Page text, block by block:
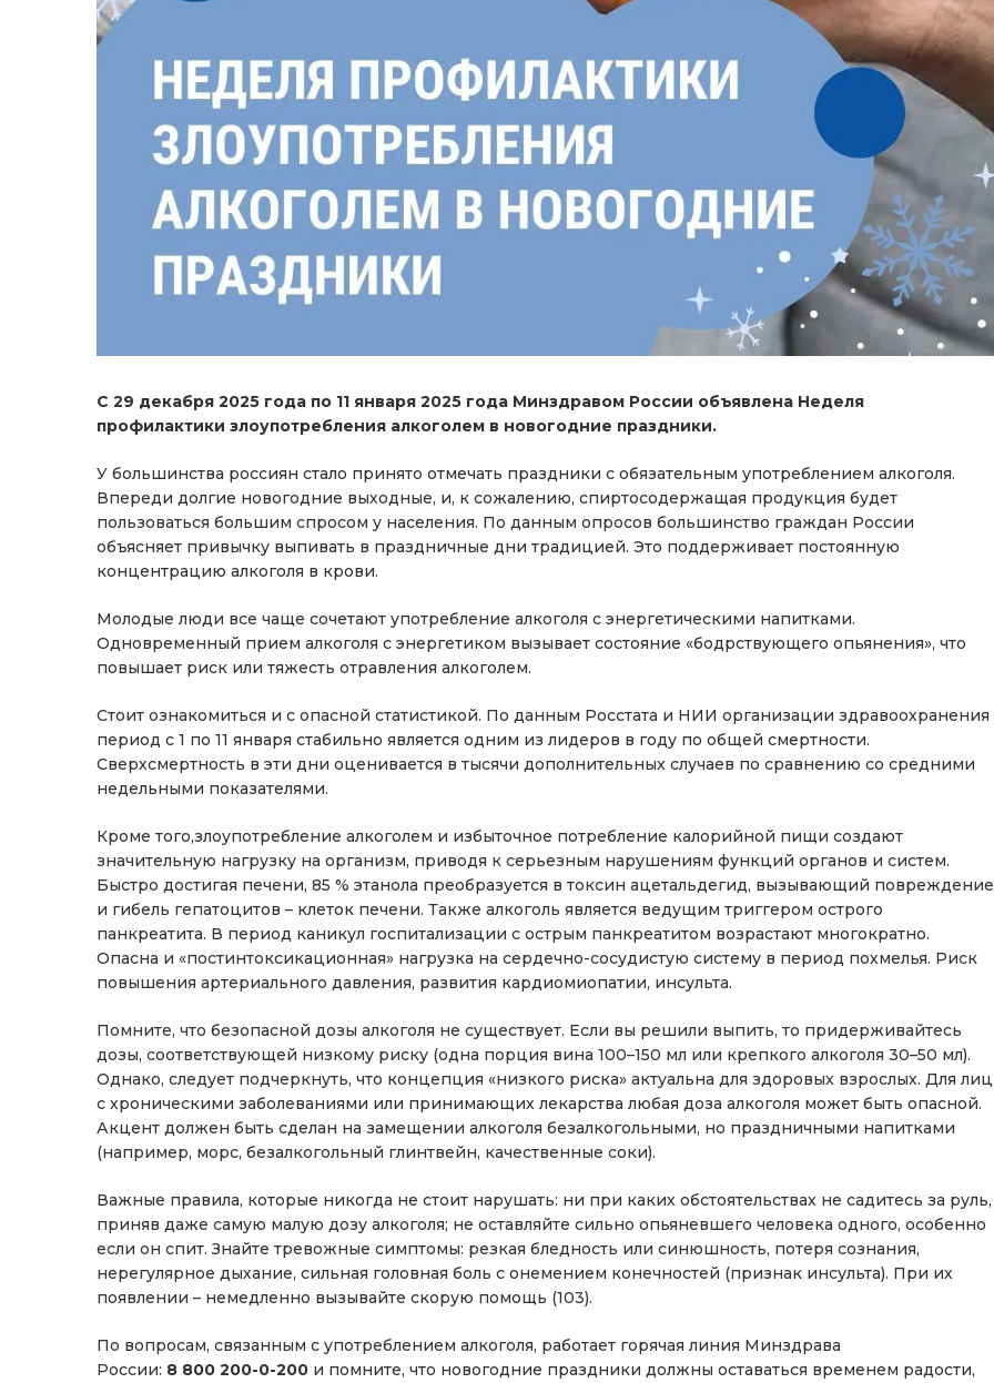
С 29 декабря 2025 года по 11 января 2025 года Минздравом России объявлена Неделя
профилактики злоупотребления алкоголем в новогодние праздники.
У большинства россиян стало принято отмечать праздники с обязательным употреблением алкоголя.
Впереди долгие новогодние выходные, и, к сожалению, спиртосодержащая продукция будет
пользоваться большим спросом у населения. По данным опросов большинство граждан России
объясняет привычку выпивать в праздничные дни традицией. Это поддерживает постоянную
концентрацию алкоголя в крови.
Молодые люди все чаще сочетают употребление алкоголя с энергетическими напитками.
Одновременный прием алкоголя с энергетиком вызывает состояние «бодрствующего опьянения», что
повышает риск или тяжесть отравления алкоголем.
Стоит ознакомиться и с опасной статистикой. По данным Росстата и НИИ организации здравоохранения
период с 1 по 11 января стабильно является одним из лидеров в году по общей смертности.
Сверхсмертность в эти дни оценивается в тысячи дополнительных случаев по сравнению со средними
недельными показателями.
Кроме того,злоупотребление алкоголем и избыточное потребление калорийной пищи создают
значительную нагрузку на организм, приводя к серьезным нарушениям функций органов и систем.
Быстро достигая печени, 85 % этанола преобразуется в токсин ацетальдегид, вызывающий повреждение
и гибель гепатоцитов – клеток печени. Также алкоголь является ведущим триггером острого
панкреатита. В период каникул госпитализации с острым панкреатитом возрастают многократно.
Опасна и «постинтоксикационная» нагрузка на сердечно-сосудистую систему в период похмелья. Риск
повышения артериального давления, развития кардиомиопатии, инсульта.
Помните, что безопасной дозы алкоголя не существует. Если вы решили выпить, то придерживайтесь
дозы, соответствующей низкому риску (одна порция вина 100–150 мл или крепкого алкоголя 30–50 мл).
Однако, следует подчеркнуть, что концепция «низкого риска» актуальна для здоровых взрослых. Для лиц
с хроническими заболеваниями или принимающих лекарства любая доза алкоголя может быть опасной.
Акцент должен быть сделан на замещении алкоголя безалкогольными, но праздничными напитками
(например, морс, безалкогольный глинтвейн, качественные соки).
Важные правила, которые никогда не стоит нарушать: ни при каких обстоятельствах не садитесь за руль,
приняв даже самую малую дозу алкоголя; не оставляйте сильно опьяневшего человека одного, особенно
если он спит. Знайте тревожные симптомы: резкая бледность или синюшность, потеря сознания,
нерегулярное дыхание, сильная головная боль с онемением конечностей (признак инсульта). При их
появлении – немедленно вызывайте скорую помощь (103).
По вопросам, связанным с употреблением алкоголя, работает горячая линия Минздрава
России: 8 800 200-0-200 и помните, что новогодние праздники должны оставаться временем радости,